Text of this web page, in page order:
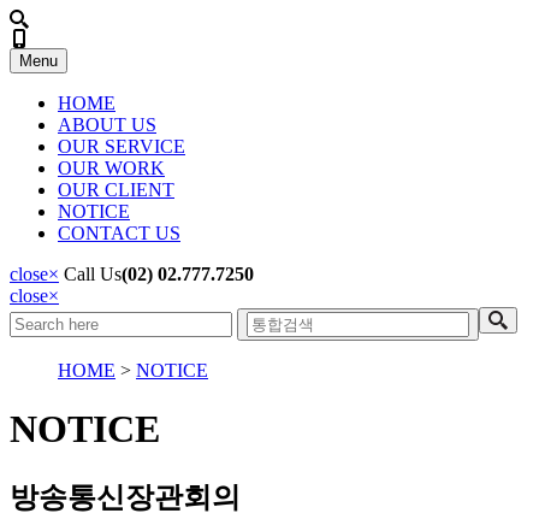
Menu
HOME
ABOUT US
OUR SERVICE
OUR WORK
OUR CLIENT
NOTICE
CONTACT US
close× Call Us(02) 02.777.7250
close×
HOME > NOTICE
NOTICE
방송통신장관회의